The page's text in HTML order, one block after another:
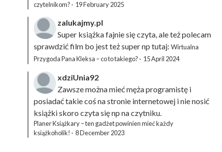
czytelnikom? · 19 February 2025
zalukajmy.pl
Super książka fajnie się czyta, ale też polecam
sprawdzić film bo jest też super np tutaj: Wirtualna
Przygoda Pana Kleksa – co to takiego? · 15 April 2024
xdziUnia92
Zawsze można mieć męża programistę i
posiadać takie coś na stronie internetowej i nie nosić
książki skoro czyta się np na czytniku.
Planer Książkary – ten gadżet powinien mieć każdy
książkoholik! · 8 December 2023